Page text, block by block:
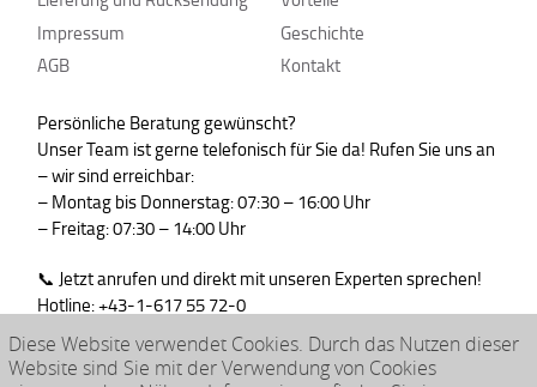
Impressum
AGB
Geschichte
Kontakt
Persönliche Beratung gewünscht?
Unser Team ist gerne telefonisch für Sie da! Rufen Sie uns an
– wir sind erreichbar:
– Montag bis Donnerstag: 07:30 – 16:00 Uhr
– Freitag: 07:30 – 14:00 Uhr
📞 Jetzt anrufen und direkt mit unseren Experten sprechen!
Hotline: +43-1-617 55 72-0
WhatsApp : +43-664-99830765
Diese Website verwendet Cookies. Durch das Nutzen dieser
Website sind Sie mit der Verwendung von Cookies